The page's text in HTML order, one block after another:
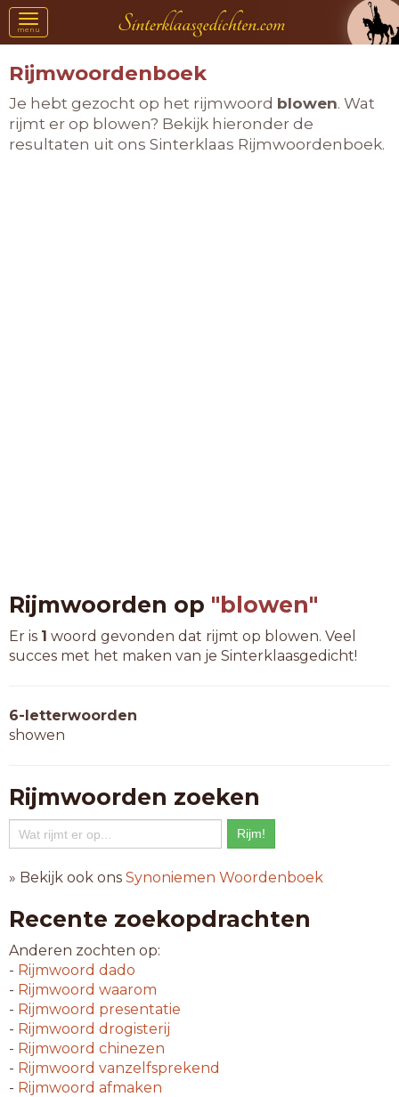
Toggle
navigation
menu
Rijmwoordenboek
Je hebt gezocht op het rijmwoord blowen. Wat
rijmt er op blowen? Bekijk hieronder de
resultaten uit ons Sinterklaas Rijmwoordenboek.
Rijmwoorden op "blowen"
Er is 1 woord gevonden dat rijmt op blowen. Veel
succes met het maken van je Sinterklaasgedicht!
6-letterwoorden
showen
Rijmwoorden zoeken
» Bekijk ook ons Synoniemen Woordenboek
Recente zoekopdrachten
Anderen zochten op:
- Rijmwoord dado
- Rijmwoord waarom
- Rijmwoord presentatie
- Rijmwoord drogisterij
- Rijmwoord chinezen
- Rijmwoord vanzelfsprekend
- Rijmwoord afmaken